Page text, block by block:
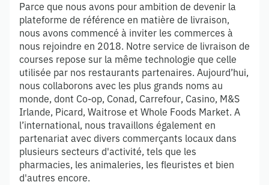
Parce que nous avons pour ambition de devenir la
plateforme de référence en matière de livraison,
nous avons commencé à inviter les commerces à
nous rejoindre en 2018. Notre service de livraison de
courses repose sur la même technologie que celle
utilisée par nos restaurants partenaires. Aujourd’hui,
nous collaborons avec les plus grands noms au
monde, dont Co-op, Conad, Carrefour, Casino, M&S
Irlande, Picard, Waitrose et Whole Foods Market. A
l’international, nous travaillons également en
partenariat avec divers commerçants locaux dans
plusieurs secteurs d'activité, tels que les
pharmacies, les animaleries, les fleuristes et bien
d'autres encore.